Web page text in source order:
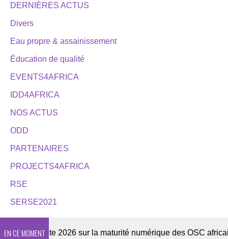
DERNIÈRES ACTUS
Divers
Eau propre & assainissement
Éducation de qualité
EVENTS4AFRICA
IDD4AFRICA
NOS ACTUS
ODD
PARTENAIRES
PROJECTS4AFRICA
RSE
SERSE2021
EN CE MOMENT
Enquête 2026 sur la maturité numérique des OSC africaines